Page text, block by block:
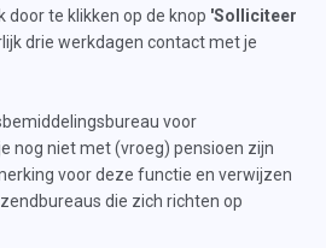
door te klikken op de knop 'Solliciteer
drie werkdagen contact met je
voor
nog niet met (vroeg) pensioen zijn
voor deze functie en verwijzen
die zich richten op